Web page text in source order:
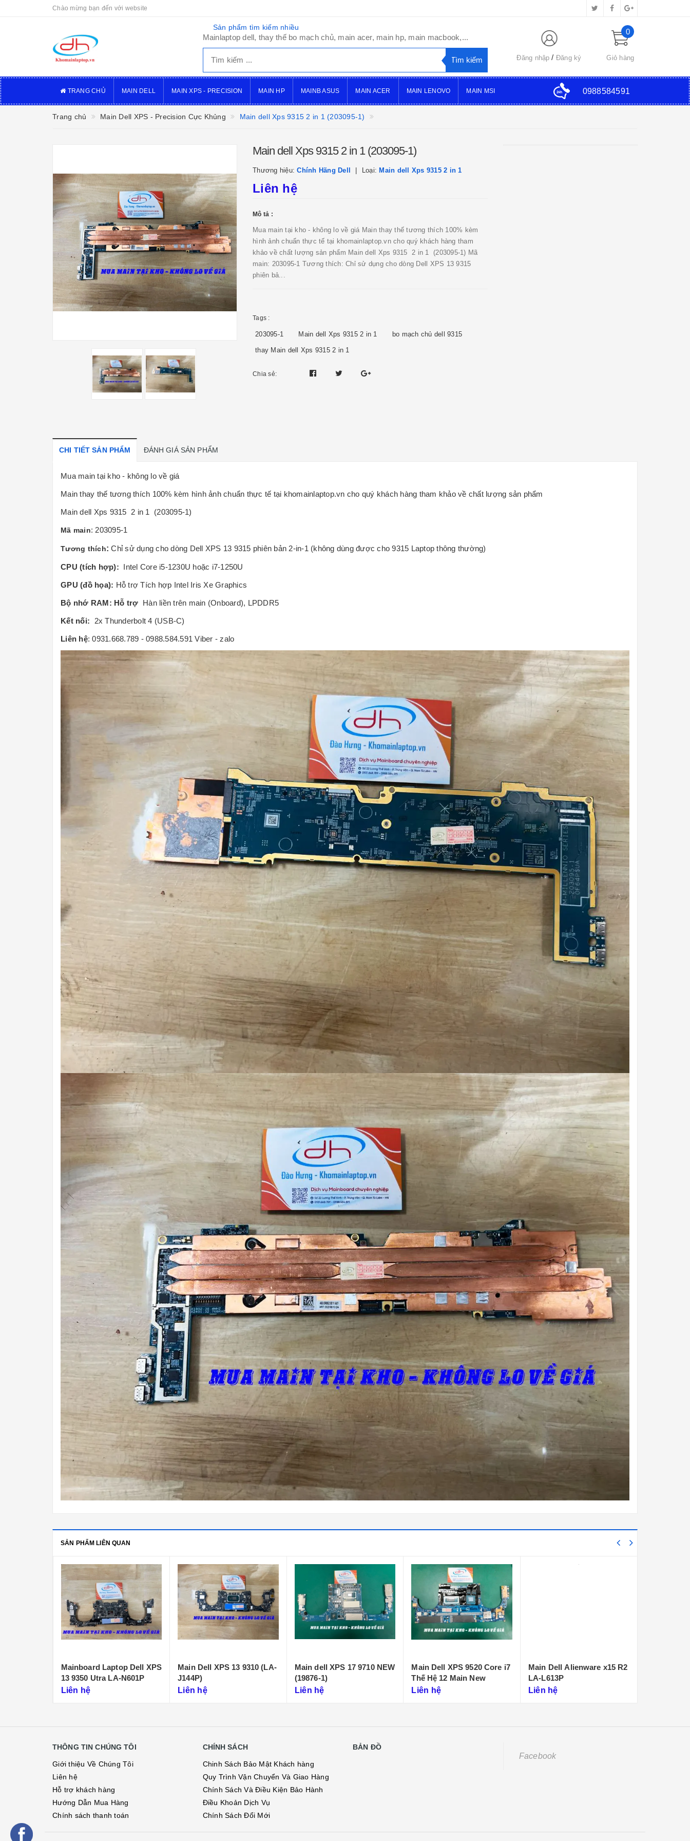
Chào mừng bạn đến với website
Sản phẩm tìm kiếm nhiều
Mainlaptop dell, thay thế bo mạch chủ, main acer, main hp, main macbook,...
Đăng nhập Đăng ký
0
Giỏ hàng
TRANG CHỦ MAIN DELL MAIN XPS - PRECISION MAIN HP MAINB ASUS MAIN ACER MAIN LENOVO MAIN MSI 0988584591
Trang chủ Main Dell XPS - Precision Cực Khủng Main dell Xps 9315 2 in 1 (203095-1)
Main dell Xps 9315 2 in 1 (203095-1)
Thương hiệu:Chính Hãng Dell Loại: Main dell Xps 9315 2 in 1
Liên hệ
Mô tả :
Mua main tại kho - không lo về giá Main thay thế tương thích 100% kèm
hình ảnh chuẩn thực tế tại khomainlaptop.vn cho quý khách hàng tham
khảo về chất lượng sản phẩm Main dell Xps 9315 2 in 1 (203095-1) Mã
main: 203095-1 Tương thích: Chỉ sử dụng cho dòng Dell XPS 13 9315
phiên bả...
Tags :
203095-1 Main dell Xps 9315 2 in 1 bo mạch chủ dell 9315
thay Main dell Xps 9315 2 in 1
Chia sẻ:
CHI TIẾT SẢN PHẨM ĐÁNH GIÁ SẢN PHẨM
Mua main tại kho - không lo về giá
Main thay thế tương thích 100% kèm hình ảnh chuẩn thực tế tại khomainlaptop.vn cho quý khách hàng tham khảo về chất lượng sản phẩm
Main dell Xps 9315 2 in 1 (203095-1)
Mã main: 203095-1
Tương thích: Chỉ sử dụng cho dòng Dell XPS 13 9315 phiên bản 2-in-1 (không dùng được cho 9315 Laptop thông thường)
CPU (tích hợp): Intel Core i5-1230U hoặc i7-1250U
GPU (đồ họa): Hỗ trợTích hợp Intel Iris Xe Graphics
Bộ nhớ RAM: Hỗ trợ Hàn liền trên main (Onboard), LPDDR5
Kết nối: 2x Thunderbolt 4 (USB-C)
Liên hệ: 0931.668.789 - 0988.584.591 Viber - zalo
SẢN PHẨM LIÊN QUAN
Mainboard Laptop Dell XPS
13 9350 Utra LA-N601P
Liên hệ
Main Dell XPS 13 9310 (LA-
J144P)
Liên hệ
Main dell XPS 17 9710 NEW
(19876-1)
Liên hệ
Main Dell XPS 9520 Core i7
Thế Hệ 12 Main New
Liên hệ
Main Dell Alienware x15 R2
LA-L613P
Liên hệ
THÔNG TIN CHÚNG TÔI
Giới thiệu Về Chúng Tôi
Liên hệ
Hỗ trợ khách hàng
Hướng Dẫn Mua Hàng
Chính sách thanh toán
CHÍNH SÁCH
Chinh Sách Bảo Mật Khách hàng
Quy Trình Vận Chuyển Và Giao Hàng
Chính Sách Và Điều Kiện Bảo Hành
Điều Khoản Dịch Vụ
Chính Sách Đổi Mới
BẢN ĐỒ
Facebook